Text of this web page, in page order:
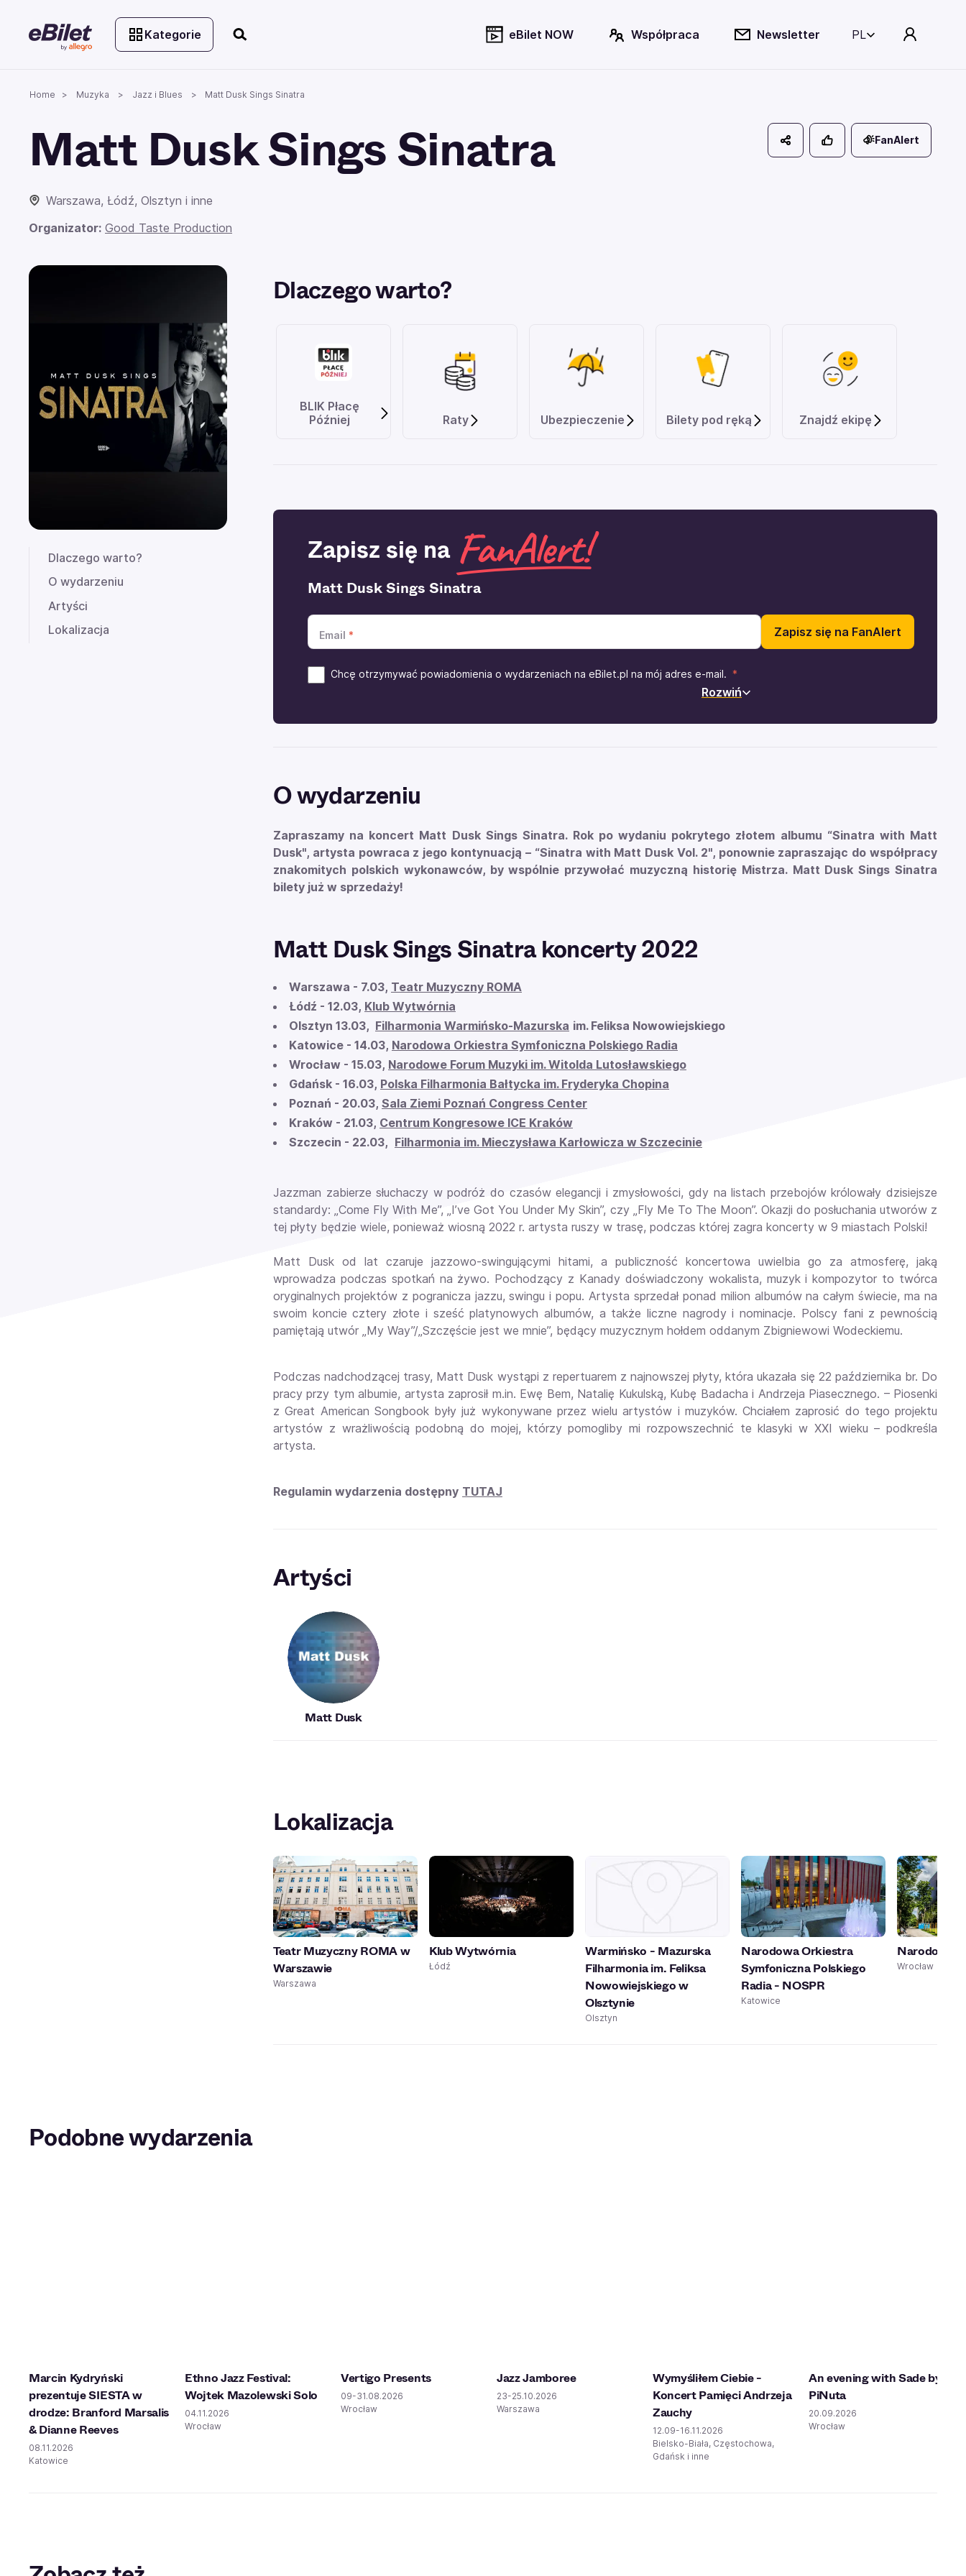
Kategorie eBilet NOW Współpraca Newsletter PL
Home Muzyka Jazz i Blues Matt Dusk Sings Sinatra
Matt Dusk Sings Sinatra
Warszawa, Łódź, Olsztyn i inne
Organizator: Good Taste Production
FanAlert
Dlaczego warto?
O wydarzeniu
Artyści
Lokalizacja
Dlaczego warto?
BLIK Płacę
Później
Raty Ubezpieczenie Bilety pod ręką Znajdź ekipę
Zapisz się na
Matt Dusk Sings Sinatra
Email Zapisz się na FanAlert
Chcę otrzymywać powiadomienia o wydarzeniach na eBilet.pl na mój adres e-mail.
Rozwiń
O wydarzeniu
Zapraszamy na koncert Matt Dusk Sings Sinatra. Rok po wydaniu pokrytego złotem albumu “Sinatra with Matt
Dusk", artysta powraca z jego kontynuacją – “Sinatra with Matt Dusk Vol. 2", ponownie zapraszając do współpracy
znakomitych polskich wykonawców, by wspólnie przywołać muzyczną historię Mistrza. Matt Dusk Sings Sinatra
bilety już w sprzedaży!
Matt Dusk Sings Sinatra koncerty 2022
Warszawa - 7.03, Teatr Muzyczny ROMA
Łódź - 12.03, Klub Wytwórnia
Olsztyn 13.03, Filharmonia Warmińsko-Mazurska im. Feliksa Nowowiejskiego
Katowice - 14.03, Narodowa Orkiestra Symfoniczna Polskiego Radia
Wrocław - 15.03, Narodowe Forum Muzyki im. Witolda Lutosławskiego
Gdańsk - 16.03, Polska Filharmonia Bałtycka im. Fryderyka Chopina
Poznań - 20.03, Sala Ziemi Poznań Congress Center
Kraków - 21.03, Centrum Kongresowe ICE Kraków
Szczecin - 22.03, Filharmonia im. Mieczysława Karłowicza w Szczecinie
Jazzman zabierze słuchaczy w podróż do czasów elegancji i zmysłowości, gdy na listach przebojów królowały dzisiejsze
standardy: „Come Fly With Me”, „I’ve Got You Under My Skin”, czy „Fly Me To The Moon”. Okazji do posłuchania utworów z
tej płyty będzie wiele, ponieważ wiosną 2022 r. artysta ruszy w trasę, podczas której zagra koncerty w 9 miastach Polski!
Matt Dusk od lat czaruje jazzowo-swingującymi hitami, a publiczność koncertowa uwielbia go za atmosferę, jaką
wprowadza podczas spotkań na żywo. Pochodzący z Kanady doświadczony wokalista, muzyk i kompozytor to twórca
oryginalnych projektów z pogranicza jazzu, swingu i popu. Artysta sprzedał ponad milion albumów na całym świecie, ma na
swoim koncie cztery złote i sześć platynowych albumów, a także liczne nagrody i nominacje. Polscy fani z pewnością
pamiętają utwór „My Way”/„Szczęście jest we mnie”, będący muzycznym hołdem oddanym Zbigniewowi Wodeckiemu.
Podczas nadchodzącej trasy, Matt Dusk wystąpi z repertuarem z najnowszej płyty, która ukazała się 22 października br. Do
pracy przy tym albumie, artysta zaprosił m.in. Ewę Bem, Natalię Kukulską, Kubę Badacha i Andrzeja Piasecznego. –Piosenki
z Great American Songbook były już wykonywane przez wielu artystów i muzyków. Chciałem zaprosić do tego projektu
artystów z wrażliwością podobną do mojej, którzy pomogliby mi rozpowszechnić te klasyki w XXI wieku – podkreśla
artysta.
Regulamin wydarzenia dostępny TUTAJ
Artyści
Matt Dusk
Lokalizacja
Teatr Muzyczny ROMA w
Warszawie
Warszawa
Klub Wytwórnia
Łódź
Warmińsko - Mazurska
Filharmonia im. Feliksa
Nowowiejskiego w
Olsztynie
Olsztyn
Narodowa Orkiestra
Symfoniczna Polskiego
Radia - NOSPR
Katowice
Narodowe
Wrocław
Podobne wydarzenia
Marcin Kydryński
prezentuje SIESTA w
drodze: Branford Marsalis
& Dianne Reeves
08.11.2026
Katowice
Ethno Jazz Festival:
Wojtek Mazolewski Solo
04.11.2026
Wrocław
Vertigo Presents
09-31.08.2026
Wrocław
Jazz Jamboree
23-25.10.2026
Warszawa
Wymyśliłem Ciebie -
Koncert Pamięci Andrzeja
Zauchy
12.09-16.11.2026
Bielsko-Biała, Częstochowa,
Gdańsk i inne
An evening with Sade by
PiNuta
20.09.2026
Wrocław